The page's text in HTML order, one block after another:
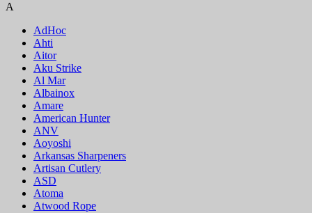
A
AdHoc
Ahti
Aitor
Aku Strike
Al Mar
Albainox
Amare
American Hunter
ANV
Aoyoshi
Arkansas Sharpeners
Artisan Cutlery
ASD
Atoma
Atwood Rope